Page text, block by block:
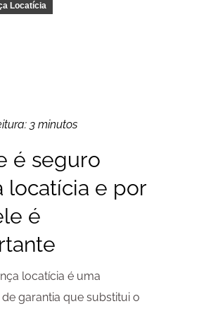
Locatícia
3 minutos
é seguro
locatícia e por
é
locatícia é uma
garantia que substitui o